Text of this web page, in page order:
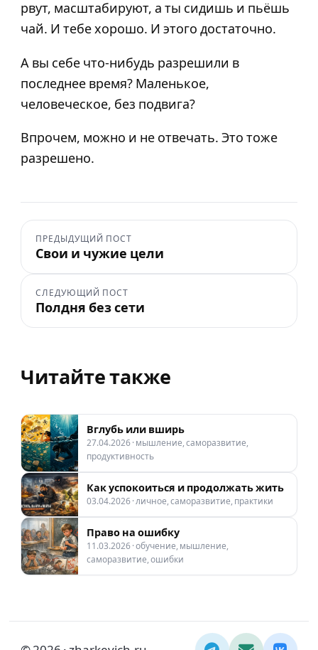
рвут, масштабируют, а ты сидишь и пьёшь
чай. И тебе хорошо. И этого достаточно.
А вы себе что-нибудь разрешили в
последнее время? Маленькое,
человеческое, без подвига?
Впрочем, можно и не отвечать. Это тоже
разрешено.
ПРЕДЫДУЩИЙ ПОСТ
Свои и чужие цели
СЛЕДУЮЩИЙ ПОСТ
Полдня без сети
Читайте также
Вглубь или вширь
27.04.2026 · мышление, саморазвитие,
продуктивность
Как успокоиться и продолжать жить
03.04.2026 · личное, саморазвитие, практики
Право на ошибку
11.03.2026 · обучение, мышление,
саморазвитие, ошибки